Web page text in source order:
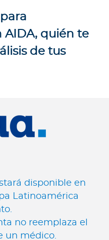
quién te
de tus
disponible en
Latinoamérica
no reemplaza el
un médico.